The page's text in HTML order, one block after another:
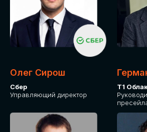
СКАЧАТЬ
Оставьте заявку, программу
Олег Сирош
Сбер
Управляющий директор
Т1